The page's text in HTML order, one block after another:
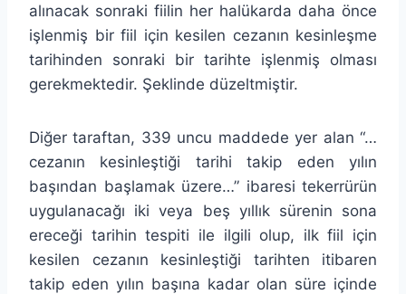
alınacak sonraki fiilin her halükarda daha önce
işlenmiş bir fiil için kesilen cezanın kesinleşme
tarihinden sonraki bir tarihte işlenmiş olması
gerekmektedir. Şeklinde düzeltmiştir.
Diğer taraftan, 339 uncu maddede yer alan “…
cezanın kesinleştiği tarihi takip eden yılın
başından başlamak üzere…” ibaresi tekerrürün
uygulanacağı iki veya beş yıllık sürenin sona
ereceği tarihin tespiti ile ilgili olup, ilk fiil için
kesilen cezanın kesinleştiği tarihten itibaren
takip eden yılın başına kadar olan süre içinde